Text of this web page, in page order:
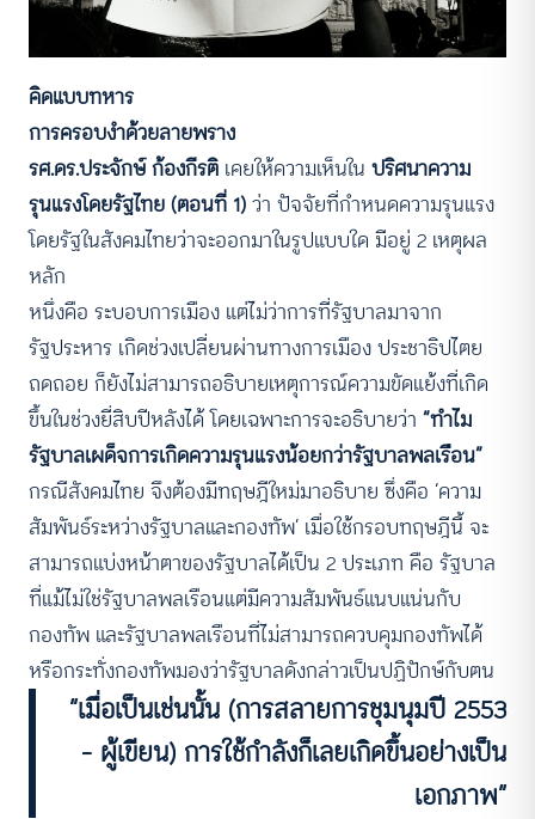
คิดแบบทหาร
การครอบงำด้วยลายพราง
รศ.ดร.ประจักษ์ ก้องกีรติ เคยให้ความเห็นใน ปริศนาความ
รุนแรงโดยรัฐไทย (ตอนที่ 1)ว่า ปัจจัยที่กำหนดความรุนแรง
โดยรัฐในสังคมไทยว่าจะออกมาในรูปแบบใด มีอยู่ 2 เหตุผล
หลัก
หนึ่งคือ ระบอบการเมือง แต่ไม่ว่าการที่รัฐบาลมาจาก
รัฐประหาร เกิดช่วงเปลี่ยนผ่านทางการเมือง ประชาธิปไตย
ถดถอย ก็ยังไม่สามารถอธิบายเหตุการณ์ความขัดแย้งที่เกิด
ขึ้นในช่วงยี่สิบปีหลังได้ โดยเฉพาะการจะอธิบายว่า “ทำไม
รัฐบาลเผด็จการเกิดความรุนแรงน้อยกว่ารัฐบาลพลเรือน”
กรณีสังคมไทย จึงต้องมีทฤษฎีใหม่มาอธิบาย ซึ่งคือ ‘ความ
สัมพันธ์ระหว่างรัฐบาลและกองทัพ’ เมื่อใช้กรอบทฤษฎีนี้ จะ
สามารถแบ่งหน้าตาของรัฐบาลได้เป็น 2 ประเภท คือ รัฐบาล
ที่แม้ไม่ใช่รัฐบาลพลเรือนแต่มีความสัมพันธ์แนบแน่นกับ
กองทัพ และรัฐบาลพลเรือนที่ไม่สามารถควบคุมกองทัพได้
หรือกระทั่งกองทัพมองว่ารัฐบาลดังกล่าวเป็นปฏิปักษ์กับตน
“เมื่อเป็นเช่นนั้น (การสลายการชุมนุมปี 2553
– ผู้เขียน) การใช้กำลังก็เลยเกิดขึ้นอย่างเป็น
เอกภาพ”